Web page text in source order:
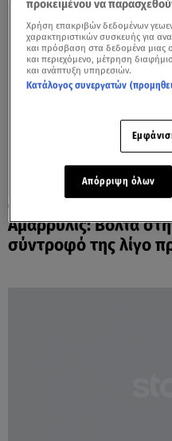
Αμαρρυλίς: Βόλτα
σύντροφό της λίγο
προκειμένου να
Χρήση επακριβών δεδομένων
χαρακτηριστικών συσκευής για
και πρόσβαση στα δεδομένα μιας
και περιεχόμενο, μέτρηση
και ανάπτυξη υπηρεσιών.
Κατάλογος συνεργατών
Απόρριψη όλων